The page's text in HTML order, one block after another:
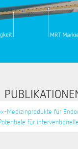
Medizinprodukte für
für